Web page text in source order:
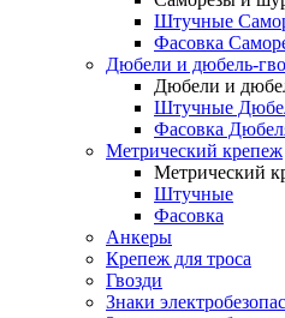
Штучные
Фасовка
Дюбели и дюбель-
Дюбели и
Штучные
Фасовка
Метрический крепеж
Метрический
Штучные
Фасовка
Анкеры
Крепеж для троса
Гвозди
Знаки